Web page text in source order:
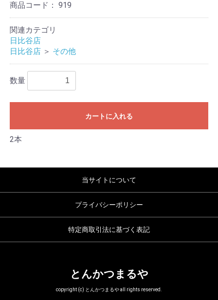
商品コード： 919
関連カテゴリ
日比谷店
日比谷店 ＞ その他
数量
カートに入れる
2本
当サイトについて
プライバシーポリシー
特定商取引法に基づく表記
とんかつまるや
copyright (c) とんかつまるや all rights reserved.